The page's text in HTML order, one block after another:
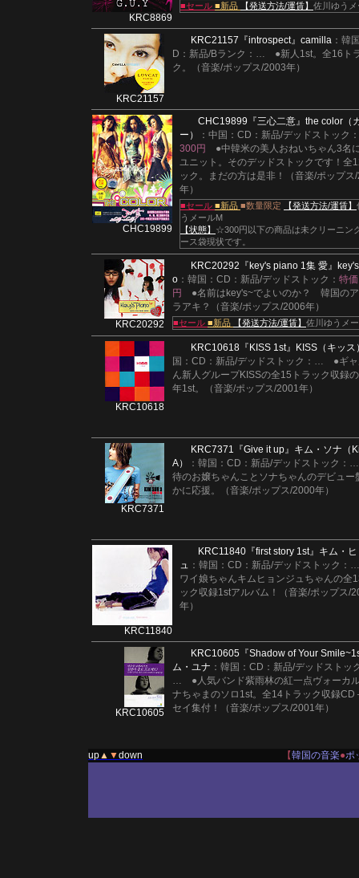
KRC8869
■セール ■新品 【発送方法/運賃】 佐川ゆう
KRC21157
KRC21157 『introspect』 camilla ：韓
D：新品/Bランク： … ●新人1st。全16ト
ク。（音楽/ポップス/2003年）
CHC19899
CHC19899 『三心二意』 the color（
ー）
：中国：CD：新品/デッドストック：
300円
●中韓米の美人おねいちゃん3名
ユニット。そのデッドストックです！全
ック。まだの方は是非！（音楽/ポップス
年）
■セール ■新品 ■数量限定 【発送方法/運賃】
うメールM
【状態】 ☆300円以下の商品は未クリーニン
ース袋現状です。
KRC20292
KRC20292 『key's piano 1集 愛』
o ：韓国：CD：新品/デッドストック： 特
円
●名前はkey's~でよいのか？ 韓国の
ラアキ？（音楽/ポップス/2006年）
■セール ■新品 【発送方法/運賃】 佐川ゆうメ
KRC10618
KRC10618 『KISS 1st』
KISS（キッス
国：CD：新品/デッドストック： … ●ギ
ん新人グループKISSの全15トラック収録
年1st。（音楽/ポップス/2001年）
KRC7371
KRC7371 『Give it up』 キム・ソナ（
A）
：韓国：CD：新品/デッドストック：
待のお嬢ちゃんことソナちゃんのデビュー
かに応援。（音楽/ポップス/2000年）
KRC11840
KRC11840 『first story 1st』 キム・
ュ ：韓国：CD：新品/デッドストック：
ワイ娘ちゃんキムヒョンジュちゃんの全
ック収録1stアルバム！（音楽/ポップス/
年）
KRC10605
KRC10605 『Shadow of Your
ム・ユナ ：韓国：CD：新品/デッドストッ
… ●人気バンド紫雨林の紅一点ヴォーカ
ナちゃまのソロ1st。全14トラック収録CD
セイ集付！（音楽/ポップス/2001年）
up▲ ▼down 【韓国の音楽●ポ